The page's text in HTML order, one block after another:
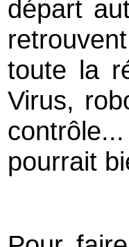
départ
toute la
Virus,
pourrait